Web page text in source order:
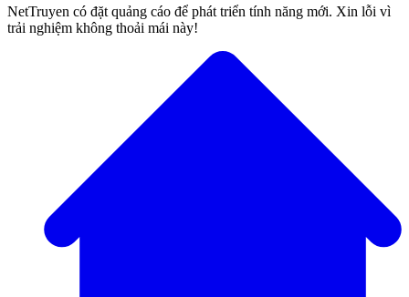
NetTruyen có đặt quảng cáo để phát triển tính năng mới. Xin lỗi vì
trải nghiệm không thoải mái này!